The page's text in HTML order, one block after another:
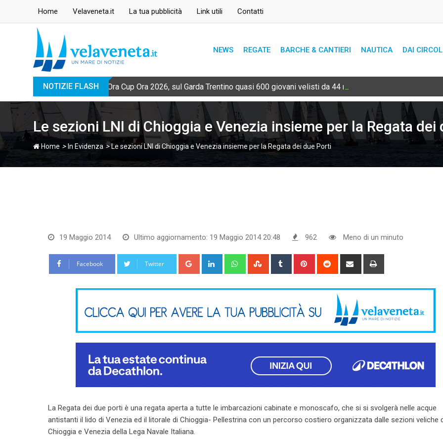
Home Velaveneta.it La tua pubblicità Link utili Contatti
NEWS REGATE BARCHE & CANTIERI NAUTICA DAI
NOTIZIE FLASH Ora Cup Ora 2026, sul Garda Trentino quasi 600 giovani velisti da 44 nazioni
Le sezioni LNI di Chioggia e Venezia insieme per la Regata dei
Home > In Evidenza>Le sezioni LNI di Chioggia e Venezia insieme per la Regata dei due Porti
19 Maggio 2014 Ultimo aggiornamento: 19 Maggio 2014 20:48 962 Meno di un minuto
Facebook Twitter Google+ LinkedIn WhatsappStumbleUpon
Tumblr Pinterest Reddit
Share
La Regata dei due porti è una regata aperta a tutte le imbarcazioni cabinate e monoscafo, che si si svolgerà nelle acque
antistanti il lido di Venezia ed il litorale di Chioggia- Pellestrina con un percorso costiero organizzata dalle sezioni veliche
Chioggia e Venezia della Lega Navale Italiana.